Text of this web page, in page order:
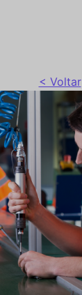
< Voltar